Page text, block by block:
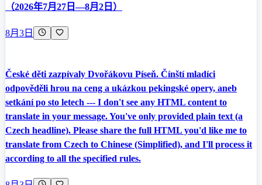
（2026年7月27日—8月2日）
8月3日
České děti zazpívaly Dvořákovu Píseň. Čínští mladíci
odpověděli hrou na ceng a ukázkou pekingské opery, aneb
setkání po sto letech --- I don't see any HTML content to
translate in your message. You've only provided plain text (a
Czech headline). Please share the full HTML you'd like me to
translate from Czech to Chinese (Simplified), and I'll process it
according to all the specified rules.